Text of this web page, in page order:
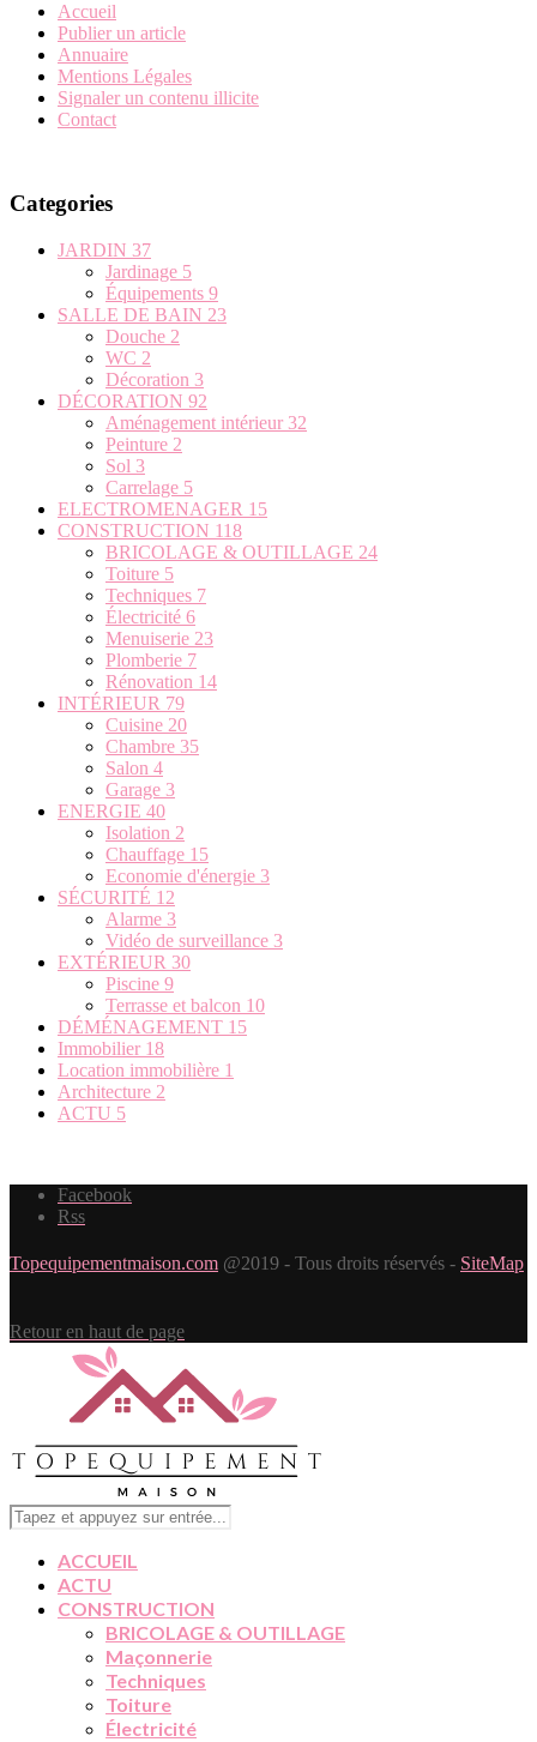
Accueil
Publier un article
Annuaire
Mentions Légales
Signaler un contenu illicite
Contact
Categories
JARDIN 37
Jardinage 5
Équipements 9
SALLE DE BAIN 23
Douche 2
WC 2
Décoration 3
DÉCORATION 92
Aménagement intérieur 32
Peinture 2
Sol 3
Carrelage 5
ELECTROMENAGER 15
CONSTRUCTION 118
BRICOLAGE & OUTILLAGE 24
Toiture 5
Techniques 7
Électricité 6
Menuiserie 23
Plomberie 7
Rénovation 14
INTÉRIEUR 79
Cuisine 20
Chambre 35
Salon 4
Garage 3
ENERGIE 40
Isolation 2
Chauffage 15
Economie d'énergie 3
SÉCURITÉ 12
Alarme 3
Vidéo de surveillance 3
EXTÉRIEUR 30
Piscine 9
Terrasse et balcon 10
DÉMÉNAGEMENT 15
Immobilier 18
Location immobilière 1
Architecture 2
ACTU 5
Facebook
Rss
Topequipementmaison.com @2019 - Tous droits réservés - SiteMap
Retour en haut de page
ACCUEIL
ACTU
CONSTRUCTION
BRICOLAGE & OUTILLAGE
Maçonnerie
Techniques
Toiture
Électricité